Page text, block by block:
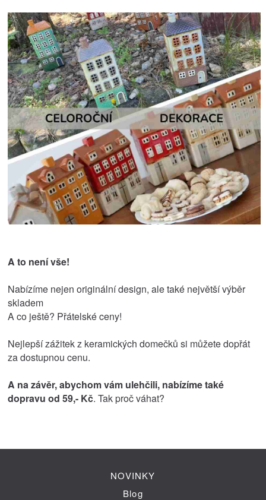
A to není vše!
Nabízíme nejen originální design, ale také největší výběr
skladem
A co ještě? Přátelské ceny!
Nejlepší zážitek z keramických domečků si můžete dopřát
za dostupnou cenu.
A na závěr, abychom vám ulehčili, nabízíme také
dopravu od 59,- Kč. Tak proč váhat?
NOVINKY
Blog